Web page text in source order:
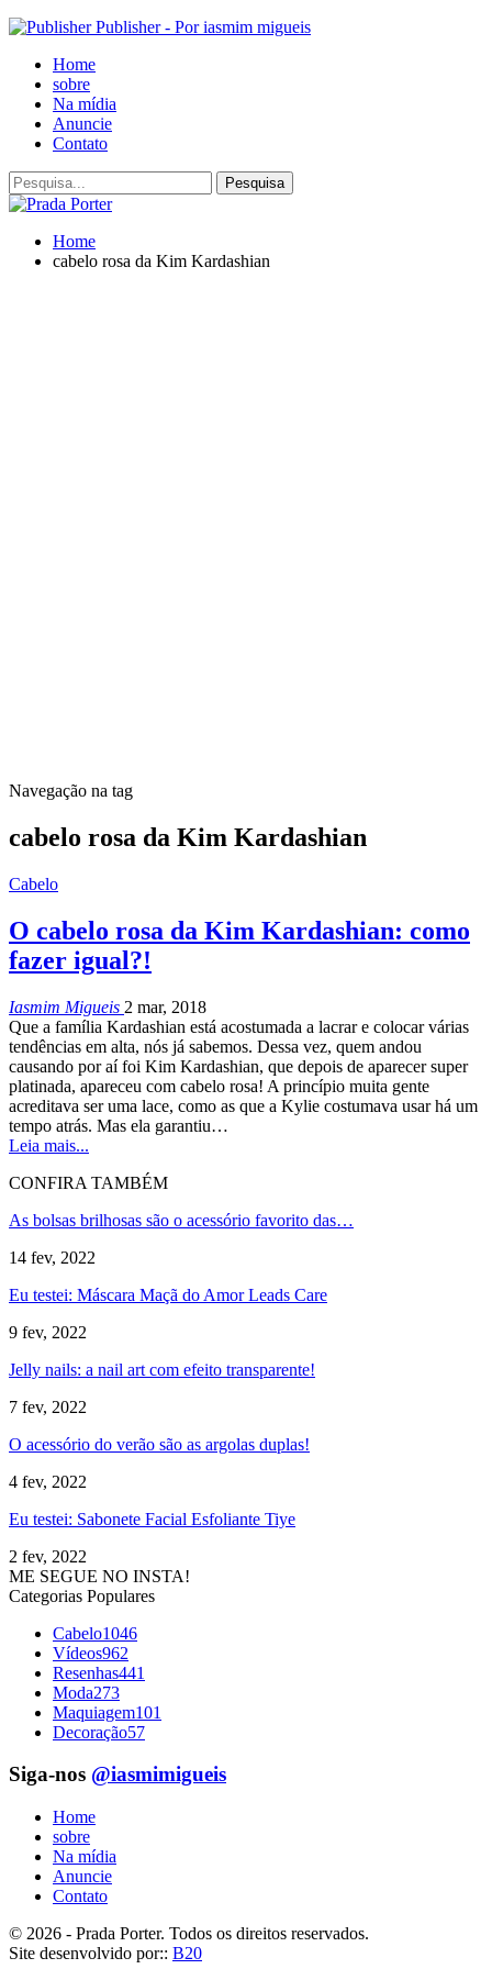
Publisher - Por iasmim migueis
Home
sobre
Na mídia
Anuncie
Contato
Home
cabelo rosa da Kim Kardashian
Navegação na tag
cabelo rosa da Kim Kardashian
Cabelo
O cabelo rosa da Kim Kardashian: como
fazer igual?!
Iasmim Migueis 2 mar, 2018
Que a família Kardashian está acostumada a lacrar e colocar várias
tendências em alta, nós já sabemos. Dessa vez, quem andou
causando por aí foi Kim Kardashian, que depois de aparecer super
platinada, apareceu com cabelo rosa! A princípio muita gente
acreditava ser uma lace, como as que a Kylie costumava usar há um
tempo atrás. Mas ela garantiu…
Leia mais...
CONFIRA TAMBÉM
As bolsas brilhosas são o acessório favorito das…
14 fev, 2022
Eu testei: Máscara Maçã do Amor Leads Care
9 fev, 2022
Jelly nails: a nail art com efeito transparente!
7 fev, 2022
O acessório do verão são as argolas duplas!
4 fev, 2022
Eu testei: Sabonete Facial Esfoliante Tiye
2 fev, 2022
ME SEGUE NO INSTA!
Categorias Populares
Cabelo1046
Vídeos962
Resenhas441
Moda273
Maquiagem101
Decoração57
Siga-nos @iasmimigueis
Home
sobre
Na mídia
Anuncie
Contato
© 2026 - Prada Porter. Todos os direitos reservados.
Site desenvolvido por:: B20